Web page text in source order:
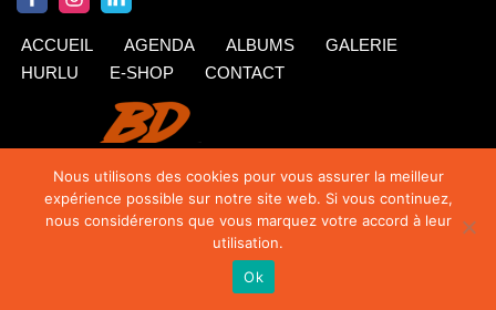
ACCUEIL AGENDA ALBUMS
GALERIE
HURLU
E-SHOP CONTACT
TipTop
Nous utilisons des cookies pour vous assurer la meilleur
expérience possible sur notre site web. Si vous continuez,
nous considérerons que vous marquez votre accord à leur
utilisation.
Ok